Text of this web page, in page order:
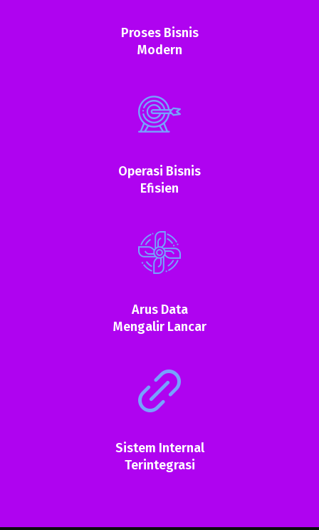
Proses Bisnis
Modern
Operasi Bisnis
Efisien
Arus Data
Mengalir Lancar
Sistem Internal
Terintegrasi